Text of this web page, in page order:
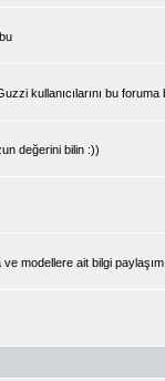
kullanıcılarını bu
değerini bilin :))
modellere ait bilgi